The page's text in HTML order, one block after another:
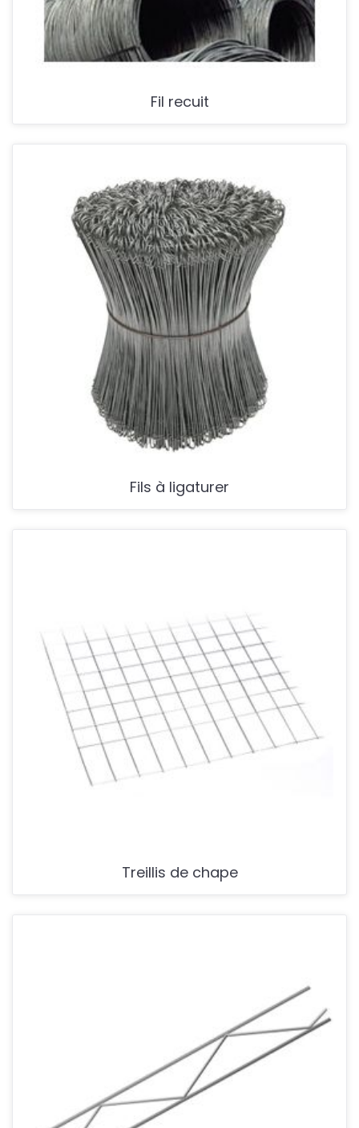
Fil recuit
Fils à ligaturer
Treillis de chape